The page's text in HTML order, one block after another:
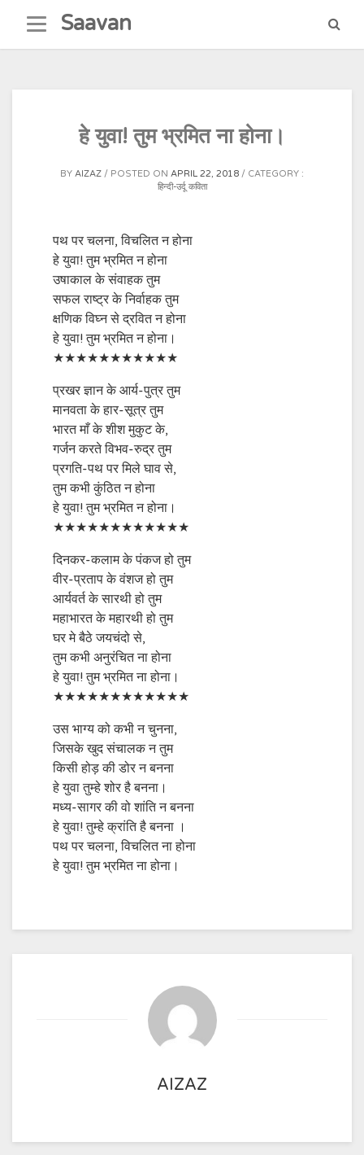
content
Saavan
हे युवा! तुम भ्रमित ना होना।
BY AIZAZ POSTED ON APRIL 22, 2018
CATEGORY :
हिन्दी-उर्दू कविता
पथ पर चलना, विचलित न होना
हे युवा! तुम भ्रमित न होना
उषाकाल के संवाहक तुम
सफल राष्ट्र के निर्वाहक तुम
क्षणिक विघ्न से द्रवित न होना
हे युवा! तुम भ्रमित न होना।
★★★★★★★★★★★
प्रखर ज्ञान के आर्य-पुत्र तुम
मानवता के हार-सूत्र तुम
भारत माँ के शीश मुकुट के,
गर्जन करते विभव-रुद्र तुम
प्रगति-पथ पर मिले घाव से,
तुम कभी कुंठित न होना
हे युवा! तुम भ्रमित न होना।
★★★★★★★★★★★★
दिनकर-कलाम के पंकज हो तुम
वीर-प्रताप के वंशज हो तुम
आर्यवर्त के सारथी हो तुम
महाभारत के महारथी हो तुम
घर मे बैठे जयचंदो से,
तुम कभी अनुरंचित ना होना
हे युवा! तुम भ्रमित ना होना।
★★★★★★★★★★★★
उस भाग्य को कभी न चुनना,
जिसके खुद संचालक न तुम
किसी होड़ की डोर न बनना
हे युवा तुम्हे शोर है बनना।
मध्य-सागर की वो शांति न बनना
हे युवा! तुम्हे क्रांति है बनना ।
पथ पर चलना, विचलित ना होना
हे युवा! तुम भ्रमित ना होना।
AIZAZ